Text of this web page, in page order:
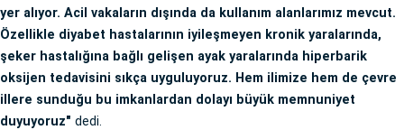
yer alıyor. Acil vakaların dışında da kullanım alanlarımız mevcut.
Özellikle diyabet hastalarının iyileşmeyen kronik yaralarında,
şeker hastalığına bağlı gelişen ayak yaralarında hiperbarik
oksijen tedavisini sıkça uyguluyoruz. Hem ilimize hem de çevre
illere sunduğu bu imkanlardan dolayı büyük memnuniyet
duyuyoruz" dedi.